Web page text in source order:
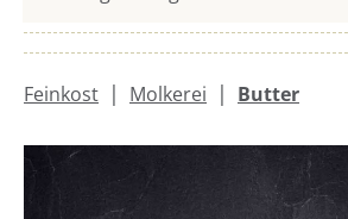
Feinkost | Molkerei | Butter
Bildergalerie überspringen